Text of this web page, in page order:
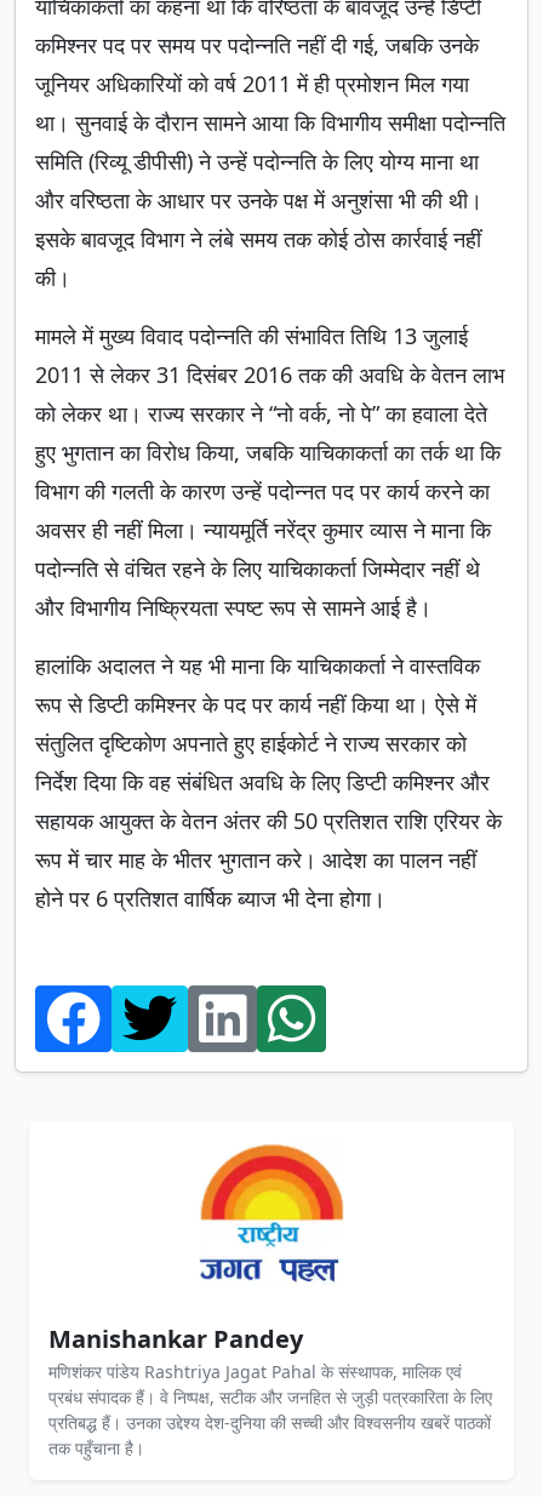
याचिकाकर्ता का कहना था कि वरिष्ठता के बावजूद उन्हें डिप्टी
कमिश्नर पद पर समय पर पदोन्नति नहीं दी गई, जबकि उनके
जूनियर अधिकारियों को वर्ष 2011 में ही प्रमोशन मिल गया
था। सुनवाई के दौरान सामने आया कि विभागीय समीक्षा पदोन्नति
समिति (रिव्यू डीपीसी) ने उन्हें पदोन्नति के लिए योग्य माना था
और वरिष्ठता के आधार पर उनके पक्ष में अनुशंसा भी की थी।
इसके बावजूद विभाग ने लंबे समय तक कोई ठोस कार्रवाई नहीं
की।
मामले में मुख्य विवाद पदोन्नति की संभावित तिथि 13 जुलाई
2011 से लेकर 31 दिसंबर 2016 तक की अवधि के वेतन लाभ
को लेकर था। राज्य सरकार ने “नो वर्क, नो पे” का हवाला देते
हुए भुगतान का विरोध किया, जबकि याचिकाकर्ता का तर्क था कि
विभाग की गलती के कारण उन्हें पदोन्नत पद पर कार्य करने का
अवसर ही नहीं मिला। न्यायमूर्ति नरेंद्र कुमार व्यास ने माना कि
पदोन्नति से वंचित रहने के लिए याचिकाकर्ता जिम्मेदार नहीं थे
और विभागीय निष्क्रियता स्पष्ट रूप से सामने आई है।
हालांकि अदालत ने यह भी माना कि याचिकाकर्ता ने वास्तविक
रूप से डिप्टी कमिश्नर के पद पर कार्य नहीं किया था। ऐसे में
संतुलित दृष्टिकोण अपनाते हुए हाईकोर्ट ने राज्य सरकार को
निर्देश दिया कि वह संबंधित अवधि के लिए डिप्टी कमिश्नर और
सहायक आयुक्त के वेतन अंतर की 50 प्रतिशत राशि एरियर के
रूप में चार माह के भीतर भुगतान करे। आदेश का पालन नहीं
होने पर 6 प्रतिशत वार्षिक ब्याज भी देना होगा।
Manishankar Pandey
मणिशंकर पांडेय Rashtriya Jagat Pahal के संस्थापक, मालिक एवं
प्रबंध संपादक हैं। वे निष्पक्ष, सटीक और जनहित से जुड़ी पत्रकारिता के लिए
प्रतिबद्ध हैं। उनका उद्देश्य देश-दुनिया की सच्ची और विश्वसनीय खबरें पाठकों
तक पहुँचाना है।